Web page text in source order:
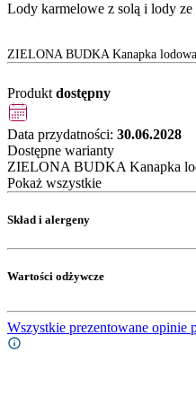
Lody karmelowe z solą i lody
ZIELONA BUDKA Kanapka
Produkt dostępny
Data przydatności: 30.06.2028
Dostępne warianty
ZIELONA BUDKA Kanapka
Pokaż wszystkie
Skład i alergeny
Wartości odżywcze
Wszystkie prezentowane opinie